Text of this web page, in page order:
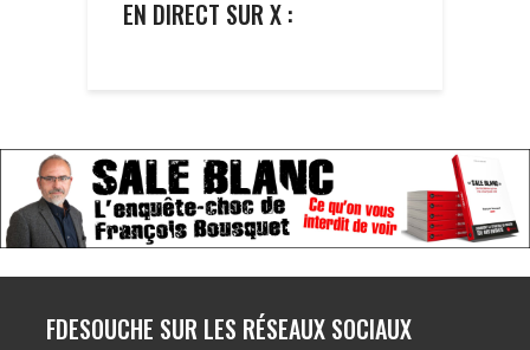
EN DIRECT SUR X :
FDESOUCHE SUR LES RÉSEAUX SOCIAUX